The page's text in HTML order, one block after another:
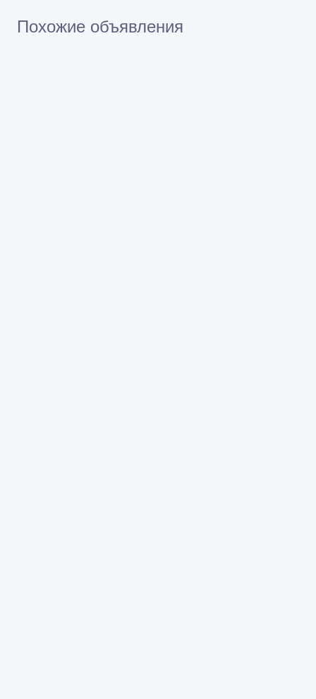
Похожие объявления